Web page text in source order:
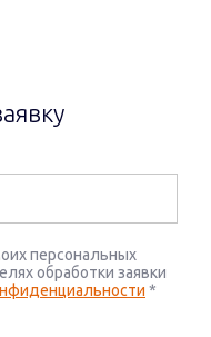
персональных
обработки заявки
*